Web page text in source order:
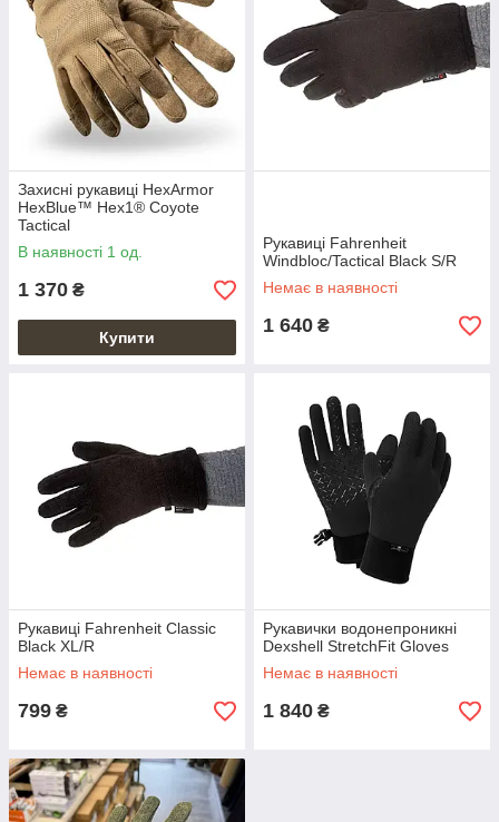
Захисні рукавиці HexArmor
HexBlue™ Hex1® Coyote
Tactical
В наявності 1 од.
1 370 ₴
Купити
Рукавиці Fahrenheit
Windbloc/Tactical Black S/R
Немає в наявності
1 640 ₴
Рукавиці Fahrenheit Classic
Black XL/R
Немає в наявності
799 ₴
Рукавички водонепроникні
Dexshell StretchFit Gloves
Немає в наявності
1 840 ₴